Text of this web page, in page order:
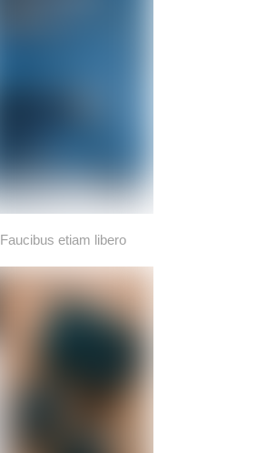
Faucibus etiam libero